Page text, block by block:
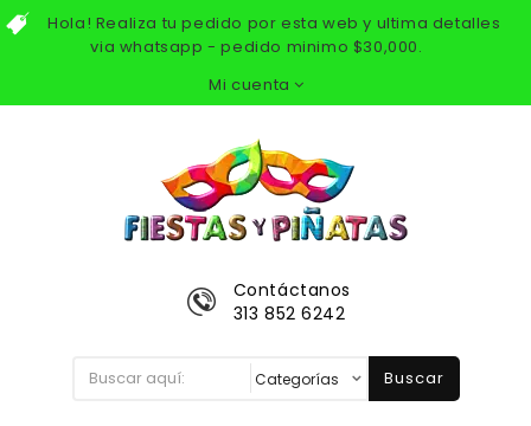
Hola! Realiza tu pedido por esta web y ultima detalles
via whatsapp - pedido minimo $30,000.
Mi cuenta
Contáctanos
313 852 6242
Buscar